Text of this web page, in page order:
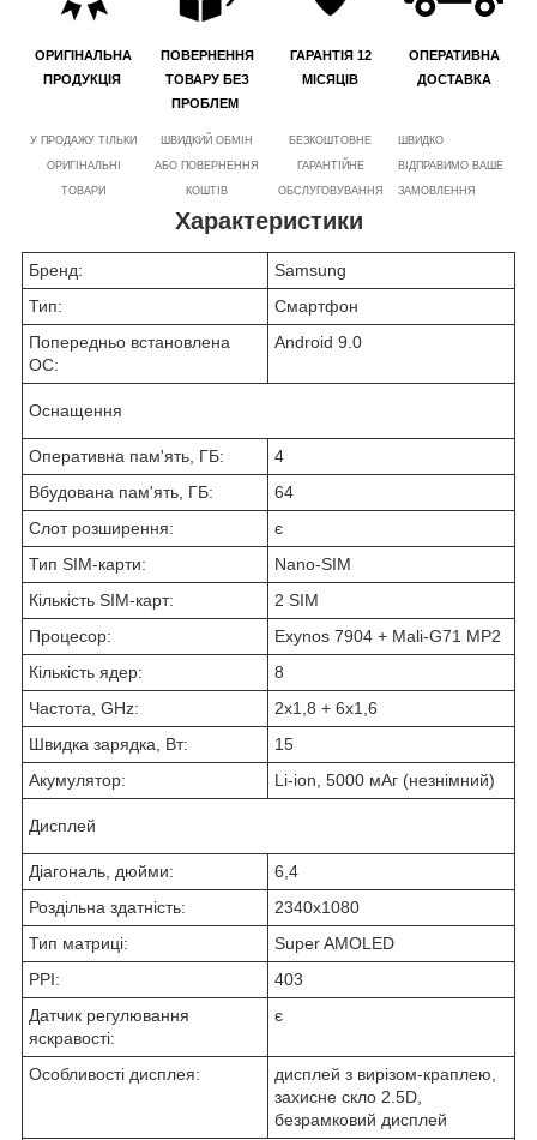
ОРИГІНАЛЬНА
ПРОДУКЦІЯ
ПОВЕРНЕННЯ
ТОВАРУ БЕЗ
ПРОБЛЕМ
ГАРАНТІЯ 12
МІСЯЦІВ
ОПЕРАТИВНА
ДОСТАВКА
У ПРОДАЖУ ТІЛЬКИ
ОРИГІНАЛЬНІ
ТОВАРИ
ШВИДКИЙ ОБМІН
АБО ПОВЕРНЕННЯ
КОШТІВ
БЕЗКОШТОВНЕ
ГАРАНТІЙНЕ
ОБСЛУГОВУВАННЯ
ШВИДКО
ВІДПРАВИМО ВАШЕ
ЗАМОВЛЕННЯ
Характеристики
Бренд:
Samsung
Тип:
Смартфон
Попередньо встановлена
ОС:
Android 9.0
Оснащення
Оперативна пам'ять, ГБ:
4
Вбудована пам'ять, ГБ:
64
Слот розширення:
є
Тип SIM-карти:
Nano-SIM
Кількість SIM-карт:
2 SIM
Процесор:
Exynos 7904 + Mali-G71 MP2
Кількість ядер:
8
Частота, GHz:
2х1,8 + 6х1,6
Швидка зарядка, Вт:
15
Акумулятор:
Li-ion, 5000 мАг (незнімний)
Дисплей
Діагональ, дюйми:
6,4
Роздільна здатність:
2340x1080
Тип матриці:
Super AMOLED
PPI:
403
Датчик регулювання
яскравості:
є
Особливості дисплея:
дисплей з вирізом-краплею,
захисне скло 2.5D,
безрамковий дисплей